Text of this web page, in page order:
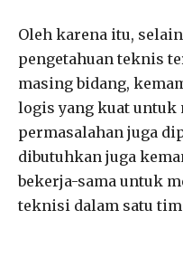
Oleh karena itu,
pengetahuan teknis
masing bidang,
logis yang kuat untuk
permasalahan juga
dibutuhkan juga
bekerja-sama untuk
teknisi dalam satu